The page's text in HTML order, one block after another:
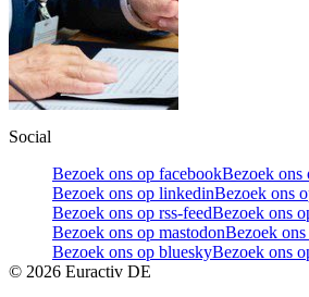
Social
Bezoek ons op facebookBezoek ons
Bezoek ons op linkedinBezoek ons
Bezoek ons op rss-feedBezoek ons
Bezoek ons op mastodonBezoek
Bezoek ons op blueskyBezoek ons
© 2026 Euractiv DE